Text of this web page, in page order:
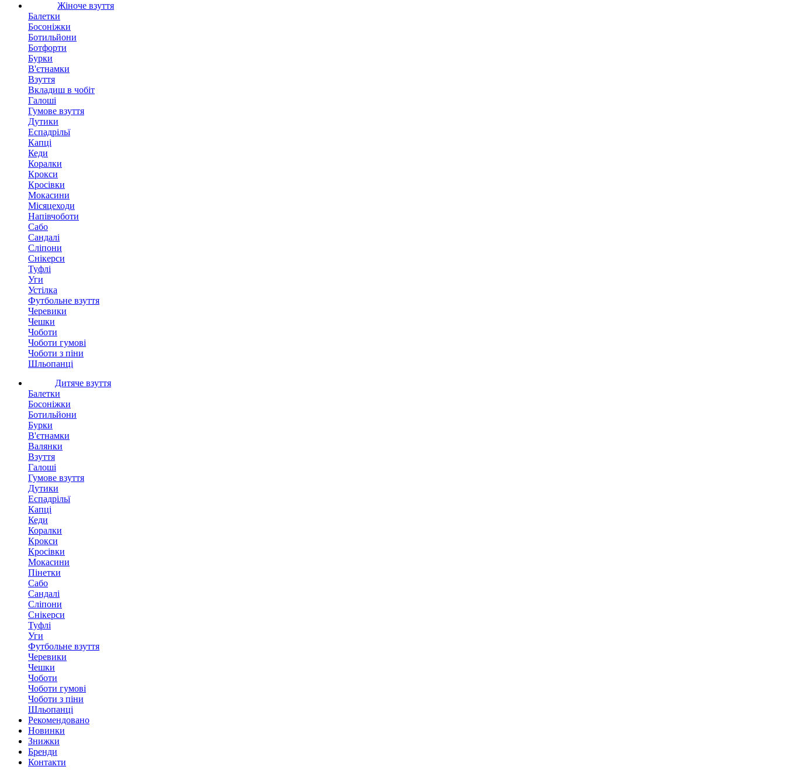
Жіноче взуття
Балетки
Босоніжки
Ботильйони
Ботфорти
Бурки
В'єтнамки
Взуття
Вкладиш в чобіт
Галоші
Гумове взуття
Дутики
Еспадрільї
Капці
Кеди
Коралки
Крокси
Кросівки
Мокасини
Місяцеходи
Напівчоботи
Сабо
Сандалі
Сліпони
Снікерси
Туфлі
Уги
Устілка
Футбольне взуття
Черевики
Чешки
Чоботи
Чоботи гумові
Чоботи з піни
Шльопанці
Дитяче взуття
Балетки
Босоніжки
Ботильйони
Бурки
В'єтнамки
Валянки
Взуття
Галоші
Гумове взуття
Дутики
Еспадрільї
Капці
Кеди
Коралки
Крокси
Кросівки
Мокасини
Пінетки
Сабо
Сандалі
Сліпони
Снікерси
Туфлі
Уги
Футбольне взуття
Черевики
Чешки
Чоботи
Чоботи гумові
Чоботи з піни
Шльопанці
Рекомендовано
Новинки
Знижки
Бренди
Контакти